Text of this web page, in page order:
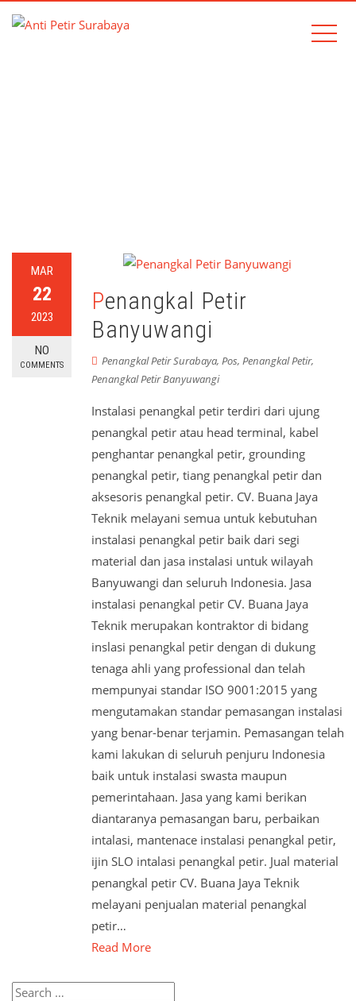
MAR
22
2023
NO
COMMENTS
Penangkal Petir
Banyuwangi
Penangkal Petir Surabaya, Pos, Penangkal Petir,
Penangkal Petir Banyuwangi
Instalasi penangkal petir terdiri dari ujung
penangkal petir atau head terminal, kabel
penghantar penangkal petir, grounding
penangkal petir, tiang penangkal petir dan
aksesoris penangkal petir. CV. Buana Jaya
Teknik melayani semua untuk kebutuhan
instalasi penangkal petir baik dari segi
material dan jasa instalasi untuk wilayah
Banyuwangi dan seluruh Indonesia. Jasa
instalasi penangkal petir CV. Buana Jaya
Teknik merupakan kontraktor di bidang
inslasi penangkal petir dengan di dukung
tenaga ahli yang professional dan telah
mempunyai standar ISO 9001:2015 yang
mengutamakan standar pemasangan instalasi
yang benar-benar terjamin. Pemasangan telah
kami lakukan di seluruh penjuru Indonesia
baik untuk instalasi swasta maupun
pemerintahaan. Jasa yang kami berikan
diantaranya pemasangan baru, perbaikan
intalasi, mantenace instalasi penangkal petir,
ijin SLO intalasi penangkal petir. Jual material
penangkal petir CV. Buana Jaya Teknik
melayani penjualan material penangkal
petir…
Read More
Search